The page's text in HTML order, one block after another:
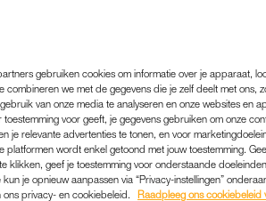
gebruiken cookies om informatie over je apparaat,
combineren we met de gegevens die je zelf deelt met ons,
van onze media te analyseren en onze websites en
voor geeft, je gegevens gebruiken om onze
je relevante advertenties te tonen, en voor
platformen wordt enkel getoond met jouw toestemming.
klikken, geef je toestemming voor onderstaande
je opnieuw aanpassen via “Privacy-instellingen”
ons privacy- en cookiebeleid.
Raadpleeg ons cookiebeleid